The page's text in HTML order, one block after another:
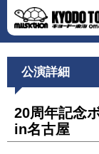
公演詳細
20周年記念
in名古屋